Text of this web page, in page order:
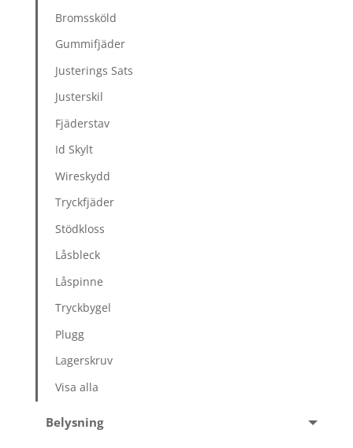
Bromssköld
Gummifjäder
Justerings Sats
Justerskil
Fjäderstav
Id Skylt
Wireskydd
Tryckfjäder
Stödkloss
Låsbleck
Låspinne
Tryckbygel
Plugg
Lagerskruv
Visa alla
Belysning